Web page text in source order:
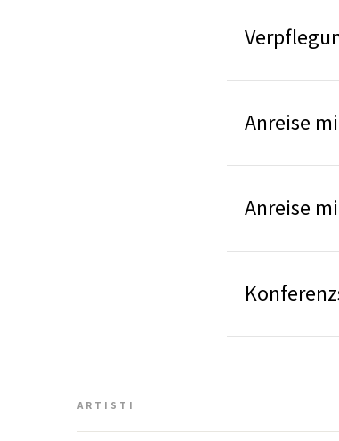
Anreise
Anreise
ARTISTI